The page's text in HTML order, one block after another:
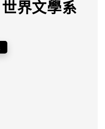
界文學系